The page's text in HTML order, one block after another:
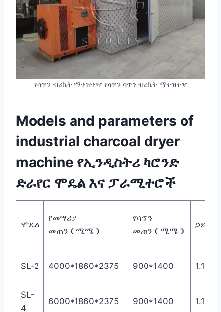
የሳጥን ብሪኬት ማቀዝቀዣ የሳጥን ሳጥን ብሪኬት ማቀዝቀዣ
Models and parameters of
industrial charcoal dryer
machine የኢንዲስትሪ ካሮንድ
ድራየር ሞዴል እና ፓራሚተሮች
ሞዴል
የመሣሪያ
መጠን（ሚሜ）
የሳጥን
መጠን（ሚሜ）
ኃይል
SL-2 4000*1860*2375 900*1400 1.11
SL-
4
6000*1860*2375 900*1400 1.11